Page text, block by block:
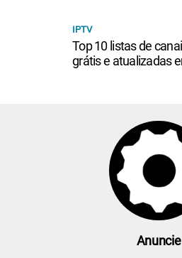
IPTV
Top 10 listas de
grátis e atualizadas
Anuncie